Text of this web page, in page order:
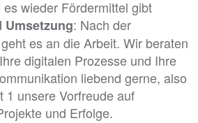
wieder Fördermittel gibt
Umsetzung: Nach der
es an die Arbeit. Wir beraten
digitalen Prozesse und Ihre
liebend gerne, also
1 unsere Vorfreude auf
und Erfolge.